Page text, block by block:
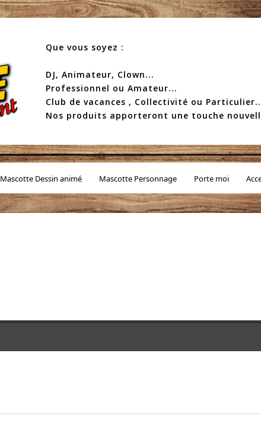
Que vous soyez :
DJ, Animateur, Clown...
Professionnel ou Amateur...
Club de vacances , Collectivité ou
Nos produits apporteront une touche
Mascotte Dessin animé Mascotte Personnage Porte moi